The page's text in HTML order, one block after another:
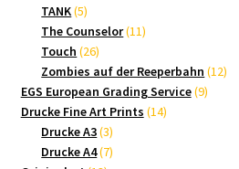
TANK 55
Produkte
The Counselor 1111
Touch 2626
Produkte
Zombies auf der Reeperbahn 1212
EGS European Grading Service 99
Drucke Fine Art Prints 1414
Drucke A3 33
Produkte
Drucke A4 77